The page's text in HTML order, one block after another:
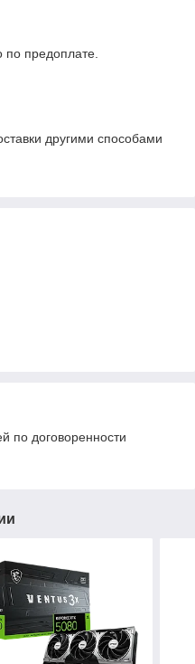
по предоплате.
другими способами
по договоренности